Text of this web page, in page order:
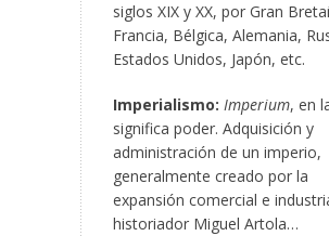
siglos XIX y XX, por Gran
Francia, Bélgica, Alemania,
Estados Unidos, Japón, etc.
Imperialismo: Imperium, en
significa poder. Adquisición y
administración de un imperio,
generalmente creado por la
expansión comercial e
historiador Miguel Artola…